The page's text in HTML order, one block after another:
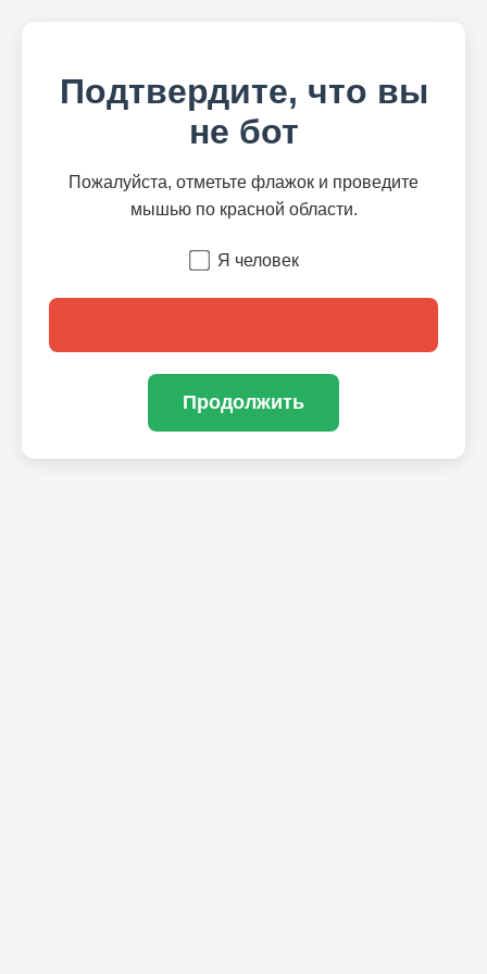
Подтвердите, что вы
не бот
Пожалуйста, отметьте флажок и проведите
мышью по красной области.
Я человек
Продолжить